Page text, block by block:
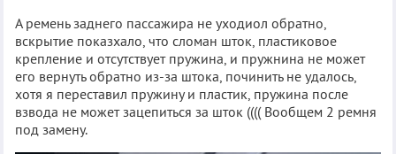
А ремень заднего пассажира не уходиол обратно,
вскрытие показхало, что сломан шток, пластиковое
крепление и отсутствует пружина, и пружнина не может
его вернуть обратно из-за штока, починить не удалось,
хотя я переставил пружину и пластик, пружина после
взвода не может зацепиться за шток (((( Вообщем 2 ремня
под замену.